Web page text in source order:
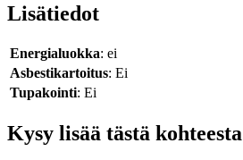
Lisätiedot
Energialuokka: ei
Asbestikartoitus: Ei
Tupakointi: Ei
Kysy lisää tästä kohteesta